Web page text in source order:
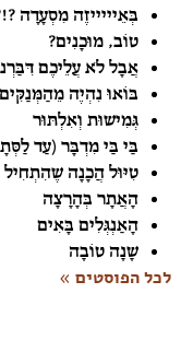
בְּאֵיייייזֶה מִסְעָדָה
טוֹב, מוּכָנִים?
אֲבָל לֹא עֲלֵיכֶם
בּוֹאוּ נִהְיֶה
גְּמִישׁוּת וְאִלְתּוּר
בַּי בַּי מִדְבָּר (עַד
טִיּוּל הֲכָנָה
הָאֲתָר בְּהָרָצָה
הָאַנְגְּלִים בָּאִים
שָׁנָה טוֹבָה
לכל הפוסטים »